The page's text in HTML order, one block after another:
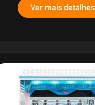
Ver mais detalhes